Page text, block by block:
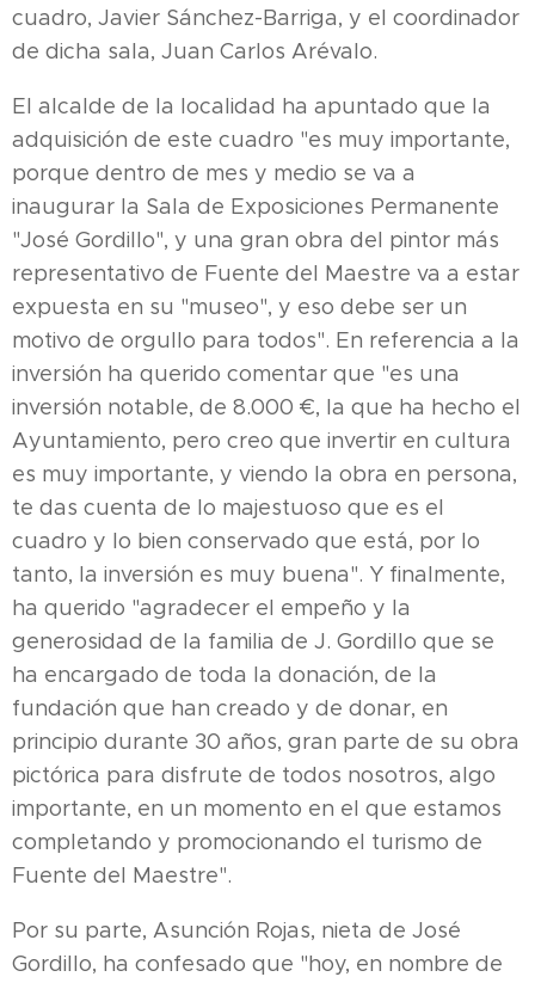
cuadro, Javier Sánchez-Barriga, y el coordinador
de dicha sala, Juan Carlos Arévalo.
El alcalde de la localidad ha apuntado que la
adquisición de este cuadro "es muy importante,
porque dentro de mes y medio se va a
inaugurar la Sala de Exposiciones Permanente
"José Gordillo", y una gran obra del pintor más
representativo de Fuente del Maestre va a estar
expuesta en su "museo", y eso debe ser un
motivo de orgullo para todos". En referencia a la
inversión ha querido comentar que "es una
inversión notable, de 8.000 €, la que ha hecho el
Ayuntamiento, pero creo que invertir en cultura
es muy importante, y viendo la obra en persona,
te das cuenta de lo majestuoso que es el
cuadro y lo bien conservado que está, por lo
tanto, la inversión es muy buena". Y finalmente,
ha querido "agradecer el empeño y la
generosidad de la familia de J. Gordillo que se
ha encargado de toda la donación, de la
fundación que han creado y de donar, en
principio durante 30 años, gran parte de su obra
pictórica para disfrute de todos nosotros, algo
importante, en un momento en el que estamos
completando y promocionando el turismo de
Fuente del Maestre".
Por su parte, Asunción Rojas, nieta de José
Gordillo, ha confesado que "hoy, en nombre de